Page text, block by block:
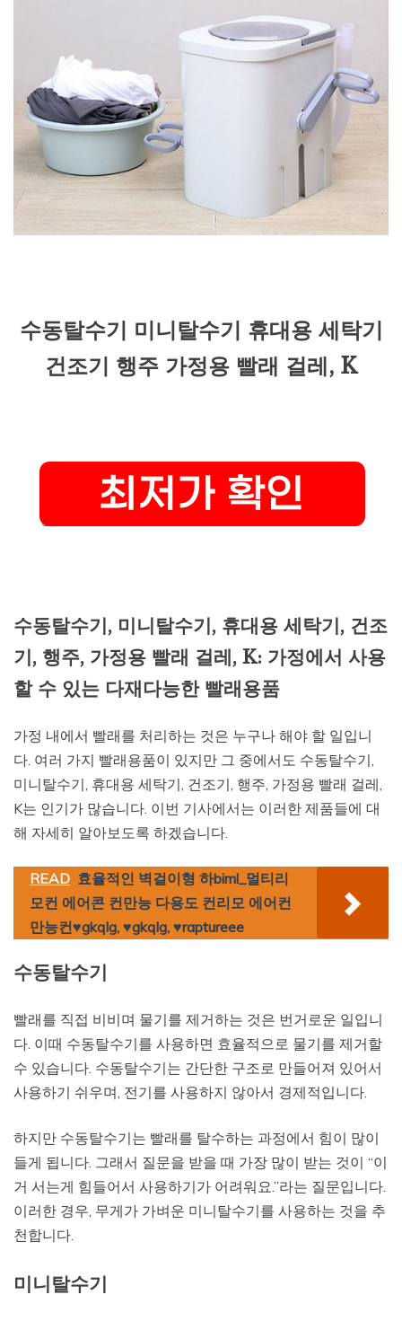
수동탈수기 미니탈수기 휴대용 세탁기
건조기 행주 가정용 빨래 걸레, K
수동탈수기, 미니탈수기, 휴대용 세탁기, 건조
기, 행주, 가정용 빨래 걸레, K: 가정에서 사용
할 수 있는 다재다능한 빨래용품
가정 내에서 빨래를 처리하는 것은 누구나 해야 할 일입니
다. 여러 가지 빨래용품이 있지만 그 중에서도 수동탈수기,
미니탈수기, 휴대용 세탁기, 건조기, 행주, 가정용 빨래 걸레,
K는 인기가 많습니다. 이번 기사에서는 이러한 제품들에 대
해 자세히 알아보도록 하겠습니다.
READ 효율적인 벽걸이형 하biml_멀티리
모컨 에어콘 컨만능 다용도 컨리모 에어컨
만능컨♥gkqlg, ♥gkqlg, ♥raptureee
수동탈수기
빨래를 직접 비비며 물기를 제거하는 것은 번거로운 일입니
다. 이때 수동탈수기를 사용하면 효율적으로 물기를 제거할
수 있습니다. 수동탈수기는 간단한 구조로 만들어져 있어서
사용하기 쉬우며, 전기를 사용하지 않아서 경제적입니다.
하지만 수동탈수기는 빨래를 탈수하는 과정에서 힘이 많이
들게 됩니다. 그래서 질문을 받을 때 가장 많이 받는 것이 “이
거 서는게 힘들어서 사용하기가 어려워요.”라는 질문입니다.
이러한 경우, 무게가 가벼운 미니탈수기를 사용하는 것을 추
천합니다.
미니탈수기